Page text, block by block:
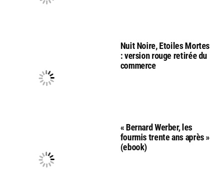
Nuit Noire, Etoiles Mortes
: version rouge retirée du
commerce
« Bernard Werber, les
fourmis trente ans après »
(ebook)